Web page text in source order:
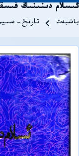
ئىسلام دىنىنىڭ
Breadcrumb
باشبەت تارىخ-